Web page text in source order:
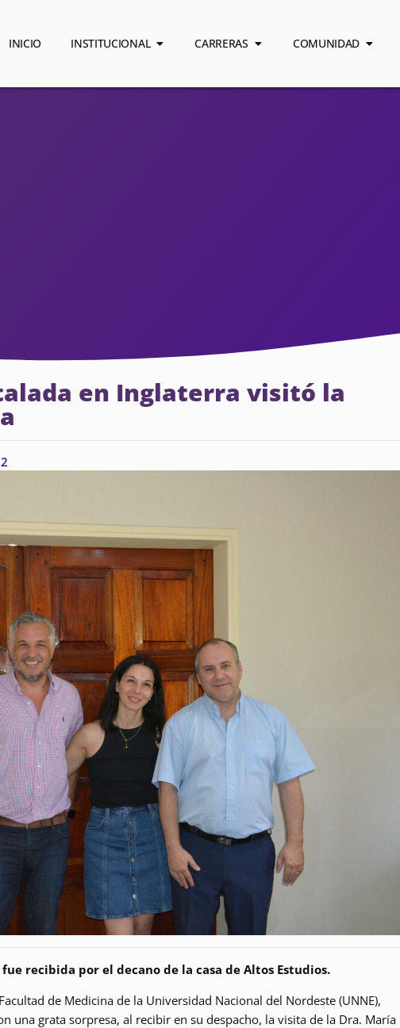
INICIO INSTITUCIONAL CARRERAS COMUNIDAD
en Inglaterra visitó la
recibida por el decano de la casa de Altos Estudios.
de Medicina de la Universidad Nacional del Nordeste (UNNE),
una grata sorpresa, al recibir en su despacho, la visita de la Dra. María